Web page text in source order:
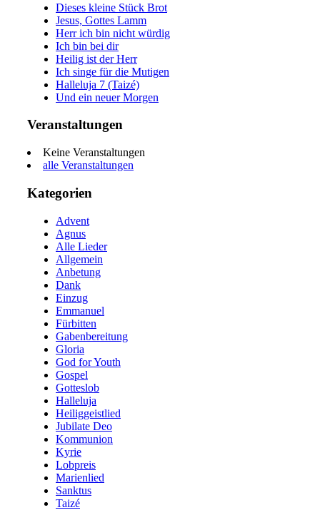
Dieses kleine Stück Brot
Jesus, Gottes Lamm
Herr ich bin nicht würdig
Ich bin bei dir
Heilig ist der Herr
Ich singe für die Mutigen
Halleluja 7 (Taizé)
Und ein neuer Morgen
Veranstaltungen
Keine Veranstaltungen
alle Veranstaltungen
Kategorien
Advent
Agnus
Alle Lieder
Allgemein
Anbetung
Dank
Einzug
Emmanuel
Fürbitten
Gabenbereitung
Gloria
God for Youth
Gospel
Gotteslob
Halleluja
Heiliggeistlied
Jubilate Deo
Kommunion
Kyrie
Lobpreis
Marienlied
Sanktus
Taizé